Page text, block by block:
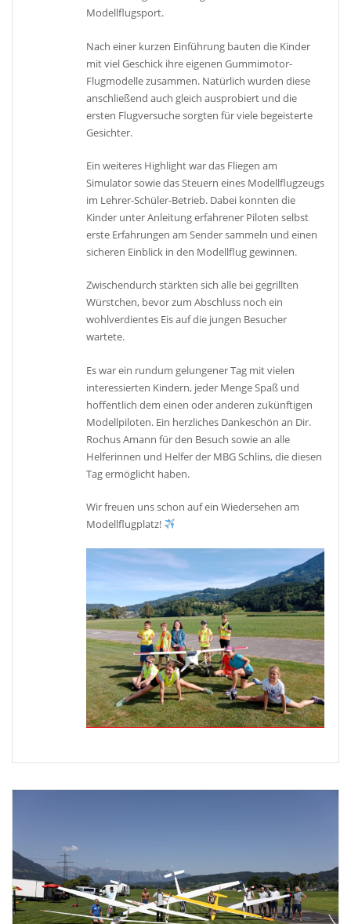
Modellflugsport.
Nach einer kurzen Einführung bauten die Kinder
mit viel Geschick ihre eigenen Gummimotor-
Flugmodelle zusammen. Natürlich wurden diese
anschließend auch gleich ausprobiert und die
ersten Flugversuche sorgten für viele begeisterte
Gesichter.
Ein weiteres Highlight war das Fliegen am
Simulator sowie das Steuern eines Modellflugzeugs
im Lehrer-Schüler-Betrieb. Dabei konnten die
Kinder unter Anleitung erfahrener Piloten selbst
erste Erfahrungen am Sender sammeln und einen
sicheren Einblick in den Modellflug gewinnen.
Zwischendurch stärkten sich alle bei gegrillten
Würstchen, bevor zum Abschluss noch ein
wohlverdientes Eis auf die jungen Besucher
wartete.
Es war ein rundum gelungener Tag mit vielen
interessierten Kindern, jeder Menge Spaß und
hoffentlich dem einen oder anderen zukünftigen
Modellpiloten. Ein herzliches Dankeschön an Dir.
Rochus Amann für den Besuch sowie an alle
Helferinnen und Helfer der MBG Schlins, die diesen
Tag ermöglicht haben.
Wir freuen uns schon auf ein Wiedersehen am
Modellflugplatz!